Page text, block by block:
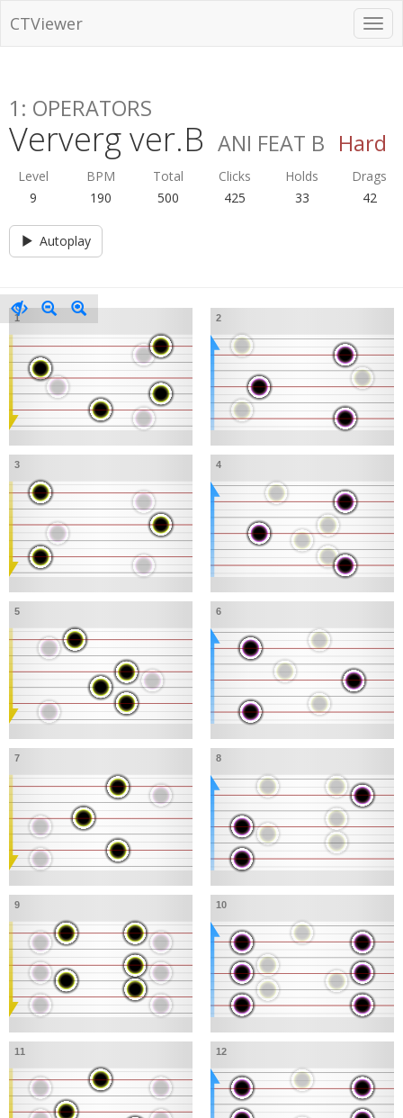
CTViewer
1: OPERATORS
Ververg ver.B ANI FEAT B Hard
Level BPM Total Clicks Holds
Drags
9
190 500 425 33 42
Autoplay
1 2
3 4
5 6
7 8
9 10
11 12